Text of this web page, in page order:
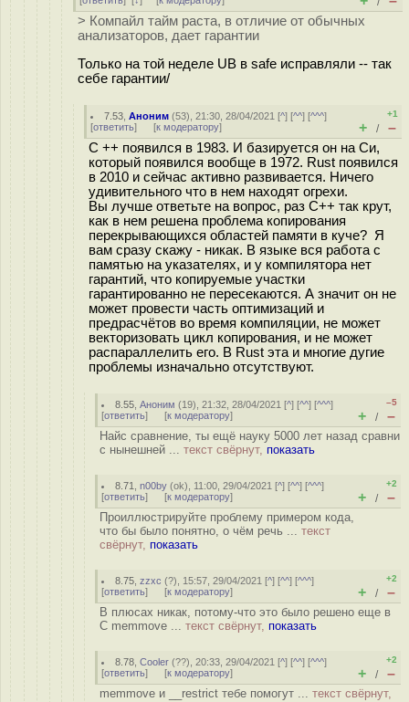
> Компайл тайм раста, в отличие от обычных
анализаторов, дает гарантии
Только на той неделе UB в safe исправляли -- так
себе гарантии/
7.53 ,Аноним (53), 21:30, 28/04/2021 [^] [^^] [^^^]
[ответить] [к модератору]
+1
+ / –
C ++ появился в 1983. И базируется он на Си,
который появился вообще в 1972. Rust появился
в 2010 и сейчас активно развивается. Ничего
удивительного что в нем находят огрехи.
Вы лучше ответьте на вопрос, раз С++ так крут,
как в нем решена проблема копирования
перекрывающихся областей памяти в куче? Я
вам сразу скажу - никак. В языке вся работа с
памятью на указателях, и у компилятора нет
гарантий, что копируемые участки
гарантированно не пересекаются. А значит он не
может провести часть оптимизаций и
предрасчётов во время компиляции, не может
векторизовать цикл копирования, и не может
распараллелить его. В Rust эта и многие дугие
проблемы изначально отсутствуют.
8.55 ,Аноним (19), 21:32, 28/04/2021 [^] [^^] [^^^]
[ответить] [к модератору]
–5
+ / –
Найс сравнение, ты ещё науку 5000 лет назад сравни
с нынешней ... текст свёрнут, показать
8.71 ,n00by (ok), 11:00, 29/04/2021 [^] [^^] [^^^]
[ответить] [к модератору]
+2
+ / –
Проиллюстрируйте проблему примером кода,
что бы было понятно, о чём речь ... текст
свёрнут, показать
8.75 ,zzxc (?), 15:57, 29/04/2021 [^] [^^] [^^^]
[ответить] [к модератору]
+2
+ / –
В плюсах никак, потому-что это было решено еще в
C memmove ... текст свёрнут, показать
8.78 ,Cooler (??), 20:33, 29/04/2021 [^] [^^] [^^^]
[ответить] [к модератору]
+2
+ / –
memmove и __restrict тебе помогут ... текст свёрнут,